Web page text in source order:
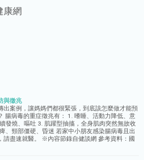
康網
與徵兆
出案例，讓媽媽們都很緊張，到底該怎麼做才能預
腸病毒的重症徵兆有： 1. 嗜睡、活動力降低、意
發燒、嘔吐 3. 肌躍型抽搐，全身肌肉突然無故收
、頸部僵硬、昏迷 若家中小朋友感染腸病毒且出
請盡速就醫。 ※內容節錄自健談網 參考資料：國